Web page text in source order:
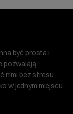
być prosta i
pozwalają
nimi bez stresu.
w jednym miejscu.